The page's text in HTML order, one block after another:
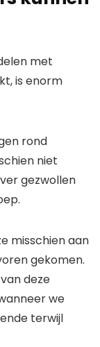
met
is enorm
rond
niet
gezwollen
misschien aan
gekomen.
deze
we
terwijl